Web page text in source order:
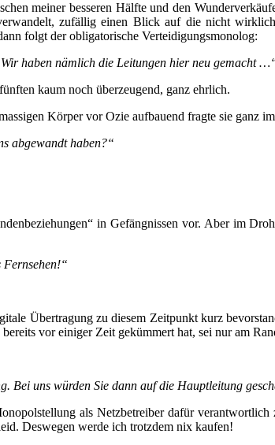
meiner besseren Hälfte und den
zufällig einen Blick auf die nicht
folgt der obligatorische Verteidigungsmonolog:
haben nämlich die Leitungen hier neu gemacht
kaum noch überzeugend, ganz ehrlich.
Körper vor Ozie aufbauend fragte sie ganz
abgewandt haben?“
in Gefängnissen vor. Aber im
Fernsehen!“
Übertragung zu diesem Zeitpunkt kurz
vor einiger Zeit gekümmert hat, sei nur am
Bei uns würden Sie dann auf die Hauptleitung
als Netzbetreiber dafür
Deswegen werde ich trotzdem nix kaufen!